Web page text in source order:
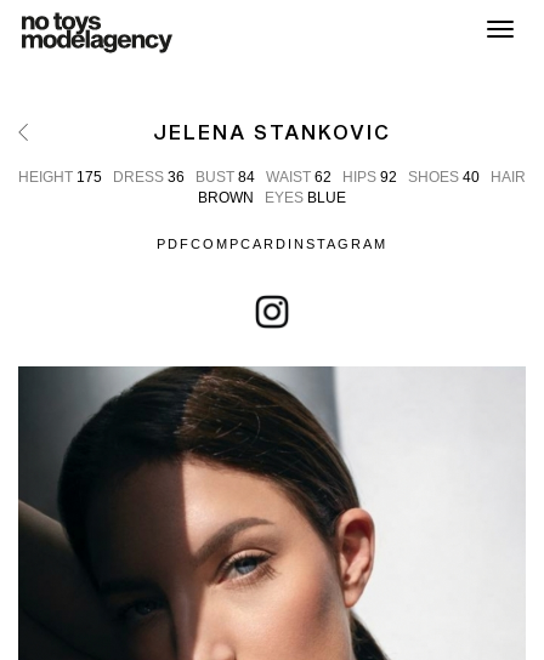
JELENA STANKOVIC
HEIGHT 175 DRESS 36 BUST 84 WAIST 62 HIPS 92 SHOES 40
HAIR
BROWN
EYES BLUE
PDFCOMPCARD INSTAGRAM